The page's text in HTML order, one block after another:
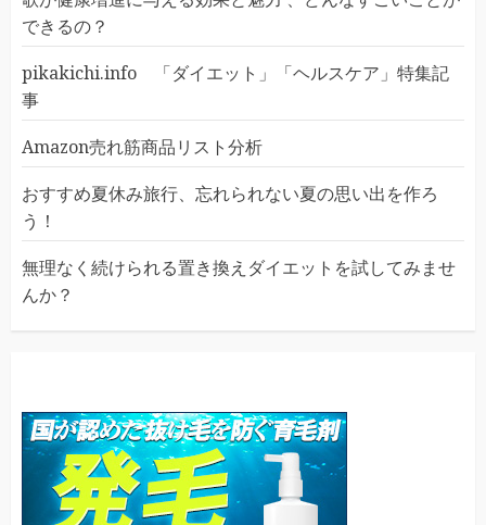
できるの？
pikakichi.info 「ダイエット」「ヘルスケア」特集記
事
Amazon売れ筋商品リスト分析
おすすめ夏休み旅行、忘れられない夏の思い出を作ろ
う！
無理なく続けられる置き換えダイエットを試してみませ
んか？